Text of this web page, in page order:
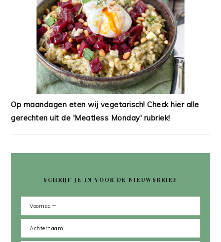
Op maandagen eten wij vegetarisch! Check hier alle
gerechten uit de 'Meatless Monday' rubriek!
SCHRIJF JE IN VOOR DE NIEUWSBRIEF